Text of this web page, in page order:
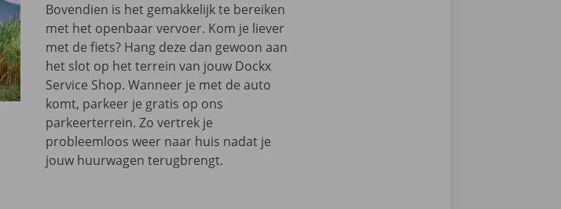
Bovendien is het gemakkelijk te bereiken
met het openbaar vervoer. Kom je liever
met de fiets? Hang deze dan gewoon aan
het slot op het terrein van jouw Dockx
Service Shop. Wanneer je met de auto
komt, parkeer je gratis op ons
parkeerterrein. Zo vertrek je
probleemloos weer naar huis nadat je
jouw huurwagen terugbrengt.